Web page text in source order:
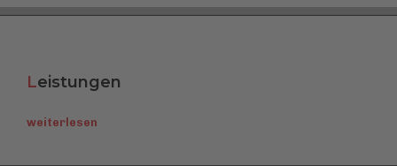
Leistungen
weiterlesen